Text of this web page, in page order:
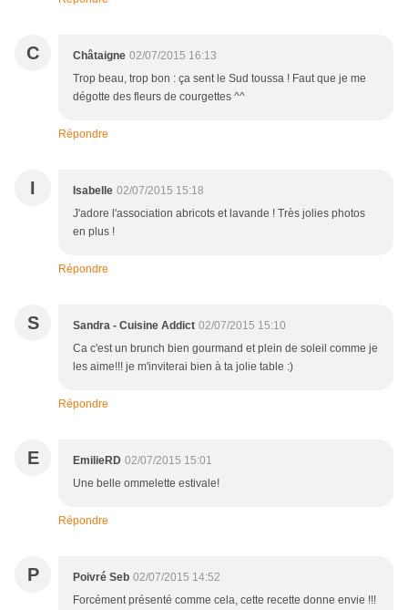
C Châtaigne 02/07/2015 16:13
Trop beau, trop bon : ça sent le Sud toussa ! Faut que je me
dégotte des fleurs de courgettes ^^
Répondre
I Isabelle 02/07/2015 15:18
J'adore l'association abricots et lavande ! Très jolies photos
en plus !
Répondre
S Sandra - Cuisine Addict 02/07/2015 15:10
Ca c'est un brunch bien gourmand et plein de soleil comme je
les aime!!! je m'inviterai bien à ta jolie table :)
Répondre
E EmilieRD 02/07/2015 15:01
Une belle ommelette estivale!
Répondre
P Poivré Seb 02/07/2015 14:52
Forcément présenté comme cela, cette recette donne envie !!!